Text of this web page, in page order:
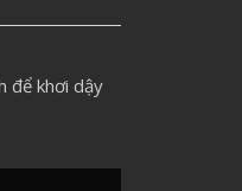
để khơi dậy